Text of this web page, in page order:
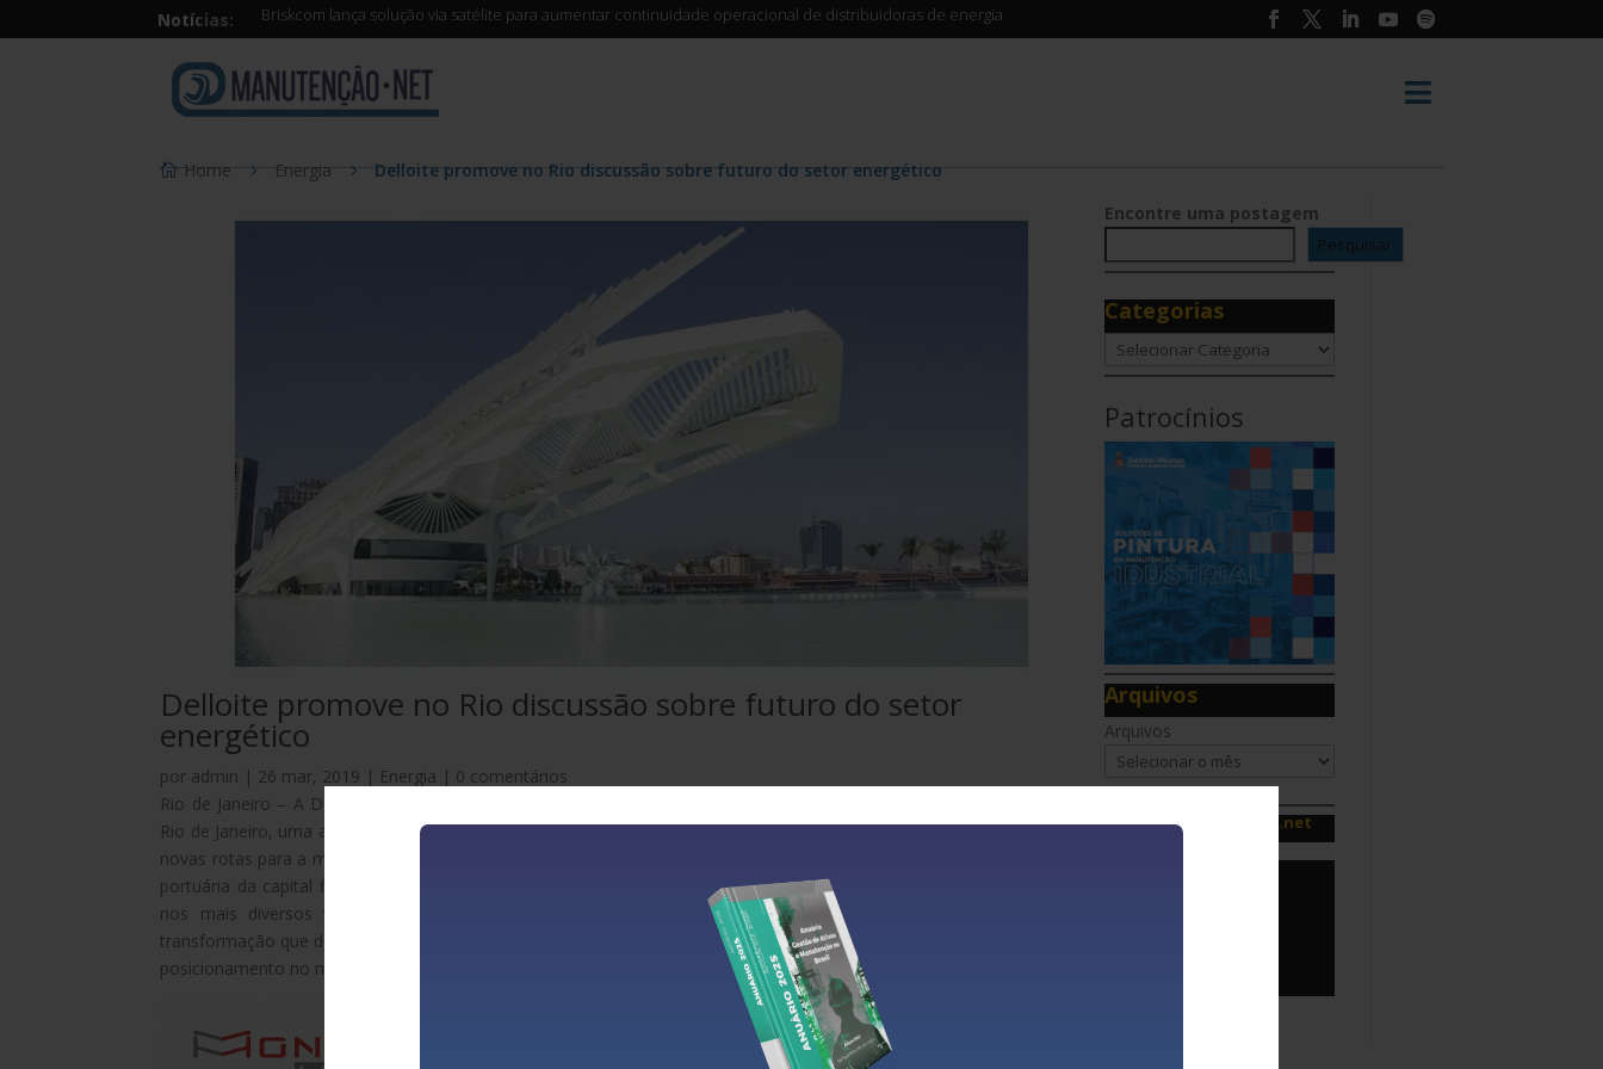
Notícias: Briskcom lança solução via satélite para aumentar continuidade operacional de distribuidoras de energia

Home Energia Delloite promove no Rio discussão sobre futuro do setor energético
Delloite promove no Rio discussão sobre futuro do setor
energético
por admin | 26 mar, 2019 | Energia | 0 comentários
Rio de Janeiro – A Deloitte promoverá no próximo dia 29 de março, no
Rio de Janeiro, uma ampla discussão sobre o futuro do setor energético,
novas rotas para a mobilidade e os talentos para o mundo 4.0. O evento será realizado no Museu do Amanhã, na região
portuária da capital fluminense. A promessa é reunir líderes empresariais e de universidades e associações, estudiosos
nos mais diversos temas que impactam o mundo dos negócios e representantes do governo, para debater a
transformação que desafia empresas, tomadores de decisão e formadores de opinião, com o objetivo de repensar o seu
posicionamento no mercado e na sociedade.
Encontre uma postagem
Pesquisar
Categorias
Categorias
Patrocínios
Arquivos
Arquivos
Canal da manutenção.net